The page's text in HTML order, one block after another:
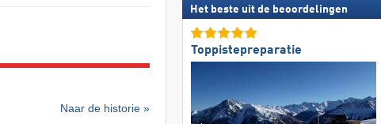
Naar de historie »
Het beste uit de beoordelingen
Toppistepreparatie